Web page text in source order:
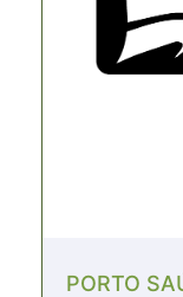
PORTO